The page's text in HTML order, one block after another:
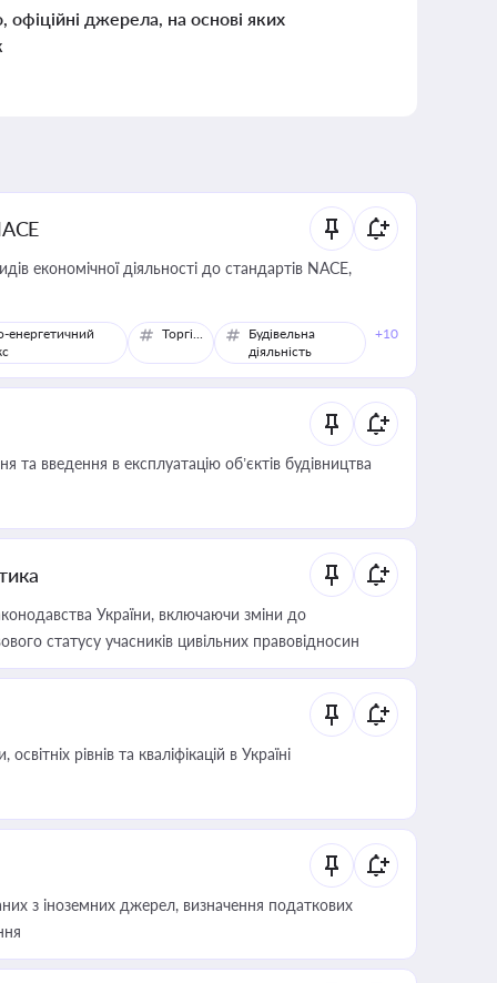
офіційні джерела, на основі яких
економічної діяльності до стандартів NACE,
енергетичний
Торгівля
Будівельна
діяльність
+10
введення в експлуатацію об’єктів будівництва
України, включаючи зміни до
статусу учасників цивільних правовідносин
рівнів та кваліфікацій в Україні
з іноземних джерел, визначення податкових